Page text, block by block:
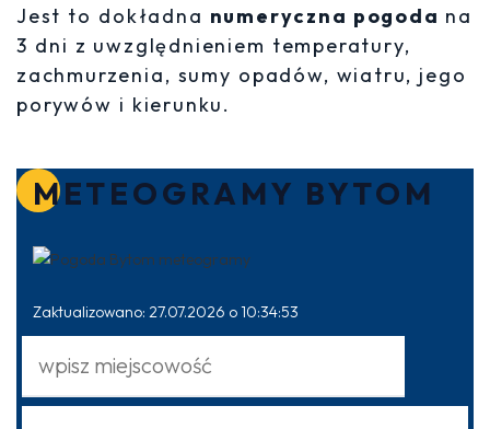
Jest to dokładna numeryczna pogoda na
3 dni z uwzględnieniem temperatury,
zachmurzenia, sumy opadów, wiatru, jego
porywów i kierunku.
METEOGRAMY BYTOM
Zaktualizowano: 27.07.2026 o 10:34:53